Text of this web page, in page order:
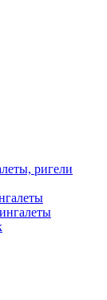
ригели